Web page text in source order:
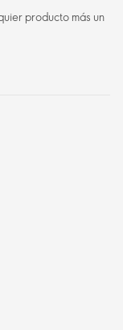
producto más un